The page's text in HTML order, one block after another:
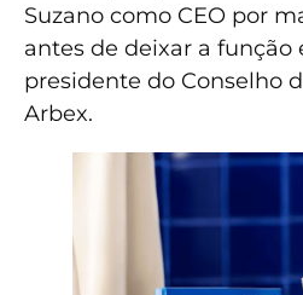
Suzano como CEO por
antes de deixar a função
presidente do Conselho
Arbex.